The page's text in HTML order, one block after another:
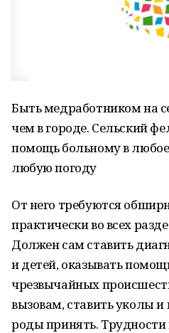
Быть медработником на
чем в городе. Сельский
помощь больному в
любую погоду
От него требуются
практически во всех
Должен сам ставить
и детей, оказывать
чрезвычайных
вызовам, ставить уколы
роды принять. Трудности